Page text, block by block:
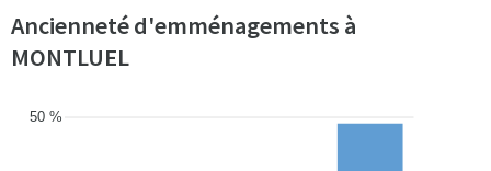
Ancienneté d'emménagements à
MONTLUEL
50 %